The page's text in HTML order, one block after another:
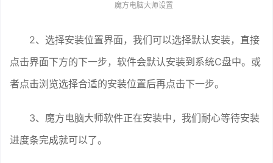
魔方电脑大师设置
2、选择安装位置界面，我们可以选择默认安装，直接
点击界面下方的下一步，软件会默认安装到系统C盘中。或
者点击浏览选择合适的安装位置后再点击下一步。
3、魔方电脑大师软件正在安装中，我们耐心等待安装
进度条完成就可以了。